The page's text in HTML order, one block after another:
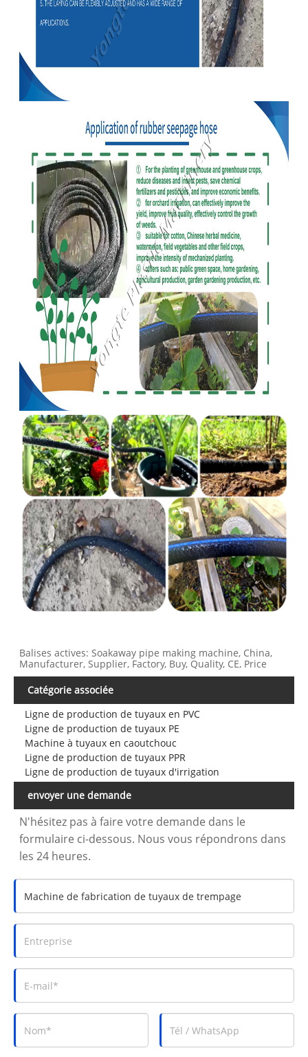
Balises actives: Soakaway pipe making machine, China,
Manufacturer, Supplier, Factory, Buy, Quality, CE, Price
Catégorie associée
Ligne de production de tuyaux en PVC
Ligne de production de tuyaux PE
Machine à tuyaux en caoutchouc
Ligne de production de tuyaux PPR
Ligne de production de tuyaux d'irrigation
envoyer une demande
N'hésitez pas à faire votre demande dans le
formulaire ci-dessous. Nous vous répondrons dans
les 24 heures.